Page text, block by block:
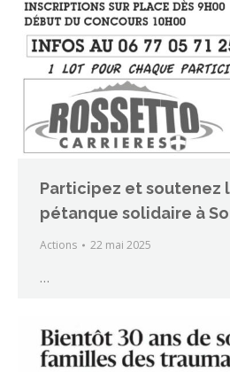
Participez et soutenez
pétanque solidaire à
Actions 22 mai 2025
…